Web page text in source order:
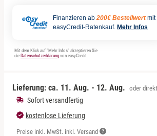
Finanzieren ab 200€ Bestellwert mit
easyCredit-Ratenkauf. Mehr Infos
Mit dem Klick auf "Mehr Infos" akzeptieren Sie
die Datenschutzerklärung von easyCredit.
Lieferung: ca. 11. Aug. - 12. Aug. oder
Sofort versandfertig
kostenlose Lieferung
Preise inkl. MwSt. inkl. Versand